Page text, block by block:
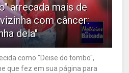
arrecada mais de
com câncer:
dela"
como "Deise do tombo",
que fez em sua página para